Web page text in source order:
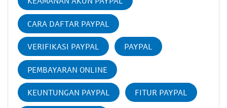
CARA DAFTAR PAYPAL
VERIFIKASI PAYPAL PAYPAL
PEMBAYARAN ONLINE
KEUNTUNGAN PAYPAL FITUR PAYPAL